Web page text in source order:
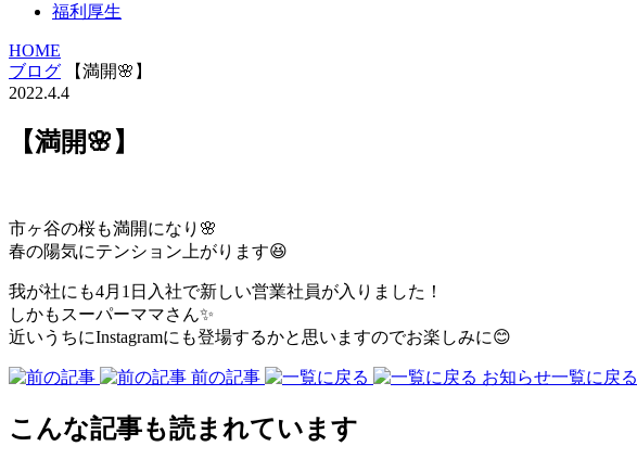
福利厚生
HOME
ブログ
【満開🌸】
2022.4.4
【満開🌸】
市ヶ谷の桜も満開になり🌸
春の陽気にテンション上がります😆
我が社にも4月1日入社で新しい営業社員が入りました！
しかもスーパーママさん✨
近いうちにInstagramにも登場するかと思いますのでお楽しみに😊
前の記事 お知らせ一覧に戻る
こんな記事も読まれています